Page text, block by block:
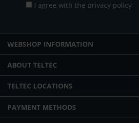
I agree with the privacy policy
WEBSHOP INFORMATION
ABOUT TELTEC
TELTEC LOCATIONS
PAYMENT METHODS